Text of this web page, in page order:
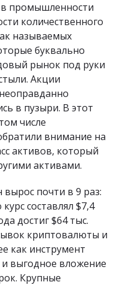
промышленности
количественного
называемых
буквально
рынок под руки
Акции
в пузыри. В этот
числе
внимание на
активов, который
активами.
вырос почти в 9 раз:
составлял $7,4
достиг $64 тыс.
криптовалюты и
как инструмент
выгодное вложение
Крупные